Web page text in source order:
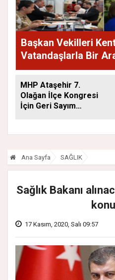
Başkan Vekilleri
Vatandaşlarla Bir
MHP Ataşehir 7.
Olağan İlçe Kongresi
İçin Geri Sayım
Ana Sayfa SAĞLIK
Sağlık Bakanı
17 Kasım, 2020, Salı 09:57